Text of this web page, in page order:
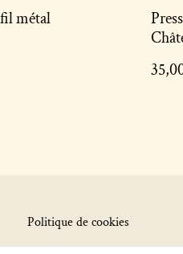
métal
Politique de cookies